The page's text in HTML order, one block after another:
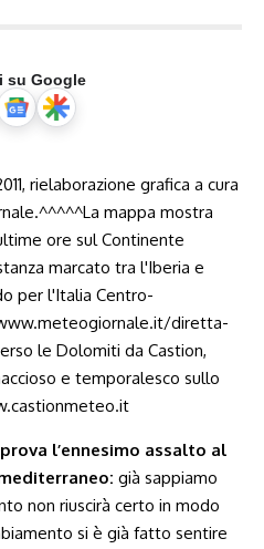
su Google
l’ennesimo assalto al
già sappiamo
non riuscirà certo in modo
si è già fatto sentire